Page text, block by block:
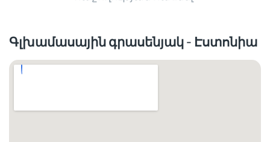
Գլխամասային գրասենյակ - Էստոնիա